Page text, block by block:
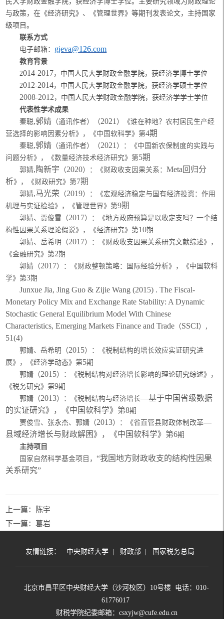
与政策，在《经济研究》、《管理世界》等期刊发表论文，主持国家
级项目。
联系方式
电子邮箱： gjeva@126.com
教育背景
2014-2017，中国人民大学财政金融学院，获经济学博士学位
2012-2014，中国人民大学财政金融学院，获经济学硕士学位
2008-2012 ， 中国人民大学财政金融学院，获经济学学士学位
代表性学术成果
秦聪,郭婧 （通讯作者）（2021 ）《谁在种地？农村居民生产经
营选择的影响因素分析》，《中国软科学》第4期
秦聪,郭婧 （通讯作者）（2021 ）：《中国新农保制度的实践与
问题分析》，《数量经济技术经济研究》第5期
郭婧,陶新宇 （2020）：《财政收支因果关系：Meta回归分
析》，《财政研究》第7期
郭婧,马光荣 （2019）：《宏观经济稳定与国有经济投资：作用
机理与实证检验》，《管理世界》第9期
郭婧、贾俊雪（2017）：《地方政府预算是以收定支吗？一个结
构性因果关系理论假说》，《经济研究》第10期
郭婧、岳希明（2017）：《财政收支因果关系研究文献综述》，
《金融研究》第2期
郭婧（2017）：《财政整顿策略：国际经验分析》，《中国软科
学》第3期
Junxue Jia, Jing Guo & Zijie Wang (2015) . The Fiscal-
Monetary Policy Mix and Exchange Rate Stability: A Dynamic
Stochastic General Equilibrium Model With Chinese
Characteristics, Emerging Markets Finance and Trade （SSCI） ,
51(4)
郭婧、岳希明（2015）：《税制结构的增长效应实证研究进
展》，《经济学动态》第5期
郭婧（2015）：《税制结构对经济增长影响的理论研究综述》，
《税务研究》第9期
郭婧（2013）：《税制结构与经济增长—基于中国省级数据
的实证研究》，《中国软科学》第8期
贾俊雪、张永杰、郭婧（2013）：《省直管县财政体制改革—
县域经济增长与财政解困》，《中国软科学》第6期
主持项目
国家自然科学基金项目，“我国地方财政收支的结构性因果
关系研究”
上一篇：陈宇
下一篇：葛岩
友情链接： 中央财经大学 财政部 国家税务总局
北京市昌平区中央财经大学（沙河校区）10号楼 电话：010-
61776017
财税学院纪委邮箱：csxyjw@cufe.edu.cn